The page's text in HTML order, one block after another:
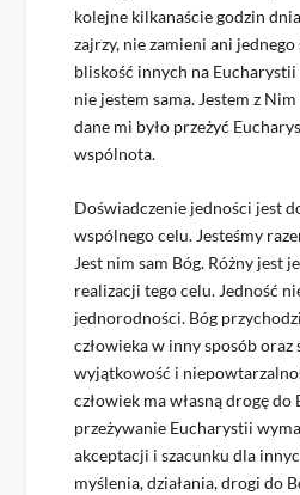
kolejne kilkanaście godzin
zajrzy, nie zamieni ani jednego
bliskość innych na Eucharystii
nie jestem sama. Jestem z
dane mi było przeżyć
wspólnota.
Doświadczenie jedności jest
wspólnego celu. Jesteśmy
Jest nim sam Bóg. Różny jest
realizacji tego celu. Jedność
jednorodności. Bóg
człowieka w inny sposób oraz
wyjątkowość i
człowiek ma własną drogę do
przeżywanie Eucharystii
akceptacji i szacunku dla
myślenia, działania, drogi do